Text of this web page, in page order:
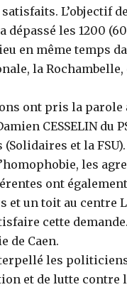
L’objectif
dépassé les 1200
en même temps
la
ont pris la parole
CESSELIN du
et la
les
ont
un toit au centre
cette
de Caen.
les
et de lutte contre